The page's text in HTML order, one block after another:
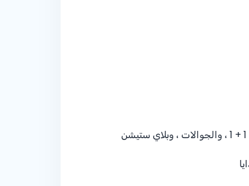
+ 1
1 ، والجوالات ، وبلاي ستيشن